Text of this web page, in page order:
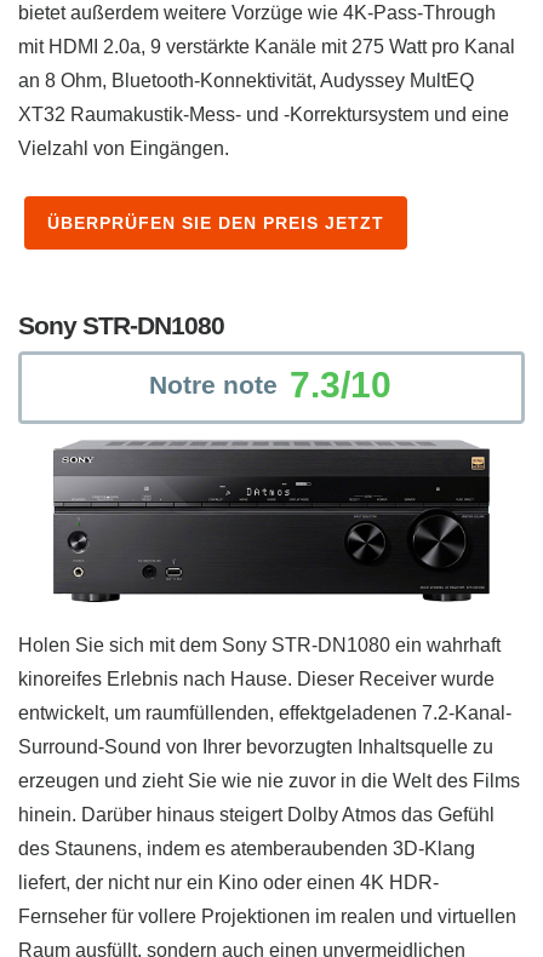
bietet außerdem weitere Vorzüge wie 4K-Pass-Through
mit HDMI 2.0a, 9 verstärkte Kanäle mit 275 Watt pro Kanal
an 8 Ohm, Bluetooth-Konnektivität, Audyssey MultEQ
XT32 Raumakustik-Mess- und -Korrektursystem und eine
Vielzahl von Eingängen.
ÜBERPRÜFEN SIE DEN PREIS JETZT
Sony STR-DN1080
Notre note 7.3/10
Holen Sie sich mit dem Sony STR-DN1080 ein wahrhaft
kinoreifes Erlebnis nach Hause. Dieser Receiver wurde
entwickelt, um raumfüllenden, effektgeladenen 7.2-Kanal-
Surround-Sound von Ihrer bevorzugten Inhaltsquelle zu
erzeugen und zieht Sie wie nie zuvor in die Welt des Films
hinein. Darüber hinaus steigert Dolby Atmos das Gefühl
des Staunens, indem es atemberaubenden 3D-Klang
liefert, der nicht nur ein Kino oder einen 4K HDR-
Fernseher für vollere Projektionen im realen und virtuellen
Raum ausfüllt, sondern auch einen unvermeidlichen